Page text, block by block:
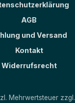
AGB
und Versand
Kontakt
Widerrufsrecht
Mehrwertsteuer zzgl.